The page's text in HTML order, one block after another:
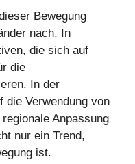
Bewegung
nach. In
die sich auf
die
In der
die Verwendung von
Anpassung
nur ein Trend,
ist.